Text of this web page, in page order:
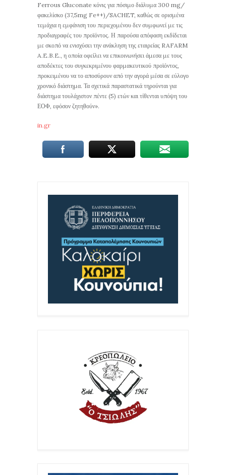
Ferrous Gluconate κόνις για πόσιμο διάλυμα 300 mg/
φακελίσκο (37,5mg Fe++)/SACHET, καθώς σε ορισμένα
τεμάχια η εμφάνιση του περιεχομένου δεν συμφωνεί με τις
προδιαγραφές του προϊόντος. Η παρούσα απόφαση εκδίδεται
με σκοπό να ενισχύσει την ανάκληση της εταιρείας RAFARM
A.E.B.E., η οποία οφείλει να επικοινωνήσει άμεσα με τους
αποδέκτες του συγκεκριμένου φαρμακευτικού προϊόντος,
προκειμένου να το αποσύρουν από την αγορά μέσα σε εύλογο
χρονικό διάστημα. Τα σχετικά παραστατικά τηρούνται για
διάστημα τουλάχιστον πέντε (5) ετών και τίθενται υπόψη του
ΕΟΦ, εφόσον ζητηθούν».
in.gr